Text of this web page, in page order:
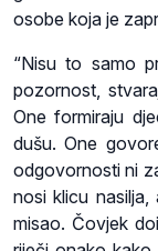
osobe koja je
“Nisu to samo
pozornost,
One formiraju
dušu. One
odgovornosti ni
nosi klicu
misao. Čovjek